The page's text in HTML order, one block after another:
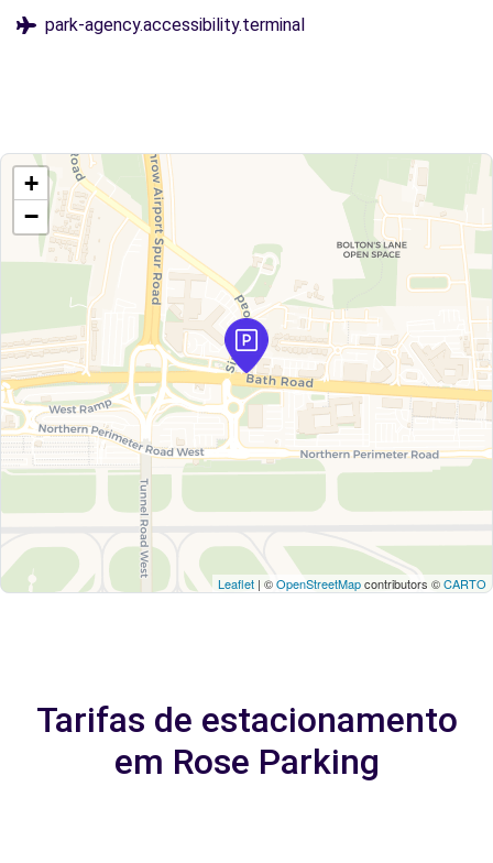
park-agency.accessibility.terminal
+
−
Leaflet | ©OpenStreetMapcontributors ©CARTO
Tarifas de estacionamento
em Rose Parking